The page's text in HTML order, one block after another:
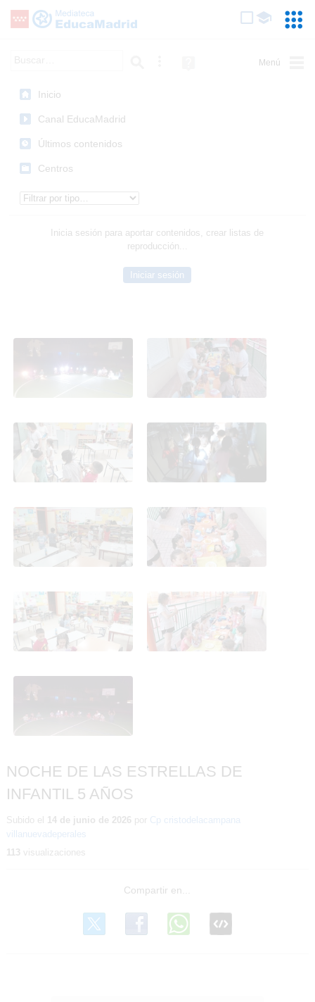
Saltar navegación
Inicio
Canal EducaMadrid
Últimos contenidos
Centros
Inicia sesión para aportar contenidos, crear listas de
reproducción...
Iniciar sesión
5 AÑOS
NOCHE DE LAS
ESTRELLAS DE INFANTIL
NOCHE DE LAS
ESTRELLAS DE INFANTIL
5 AÑOS
NOCHE DE LAS
ESTRELLAS DE INFANTIL
NOCHE DE LAS
ESTRELLAS DE INFANTIL
5 AÑOS
NOCHE DE LAS
ESTRELLAS DE INFANTIL
5 AÑOS
NOCHE DE LAS
ESTRELLAS DE INFANTIL
5 AÑOS
NOCHE DE LAS
ESTRELLAS DE INFANTIL
5 AÑOS
ESTRELLAS DE INFANTIL
NOCHE DE LAS ESTRELLAS DE
INFANTIL 5 AÑOS
Subido el 14 de junio de 2026 por Cp cristodelacampana
villanuevadeperales
113 visualizaciones